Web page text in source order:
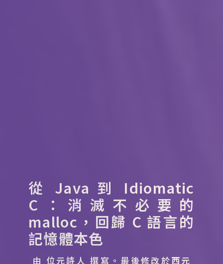
從 Java 到 Idiomatic
C：消滅不必要的
malloc，回歸 C 語言的
記憶體本色
由 位元詩人 撰寫。 最後修改於西元